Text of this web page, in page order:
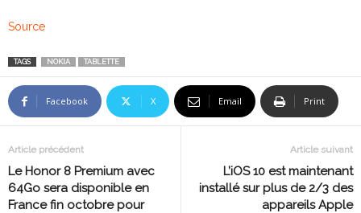
Source
TAGS NOKIA TABLETTE
Facebook X Email Print
Article précédent
Le Honor 8 Premium avec
64Go sera disponible en
France fin octobre pour
Article suivant
L’iOS 10 est maintenant
installé sur plus de 2/3 des
appareils Apple